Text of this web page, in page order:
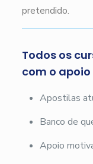
pretendido.
Todos os
com o
Apostilas
Banco de
Apoio